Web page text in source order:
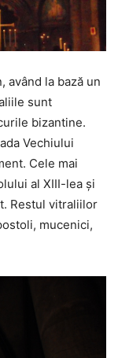
având la bază un
sunt
bizantine.
Vechiului
Cele mai
al XIII-lea şi
Restul vitraliilor
mucenici,